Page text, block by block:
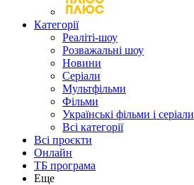
Категорії
Реаліті-шоу
Розважальні шоу
Новини
Серіали
Мультфільми
Фільми
Українські фільми і серіали
Всі категорії
Всі проєкти
Онлайн
ТБ програма
Еще